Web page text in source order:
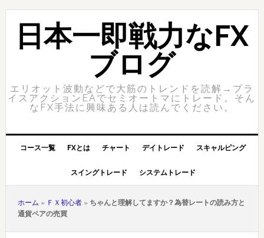
Skip
primary
navigation
Skip
content日本一即戦力なFX
ブログ
エリオット波動などで大筋のトレンドを読解→プラ
イスアクションEAでセミオートマにトレード。そん
なFX手法に興味ある人は読んでください。
コース一覧 FXとは チャート デイトレード スキャルピング
スイングトレード システムトレード
ホーム » ＦＸ初心者» ちゃんと理解してますか？為替レートの読み方と
通貨ペアの売買